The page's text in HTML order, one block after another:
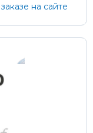
на сайте